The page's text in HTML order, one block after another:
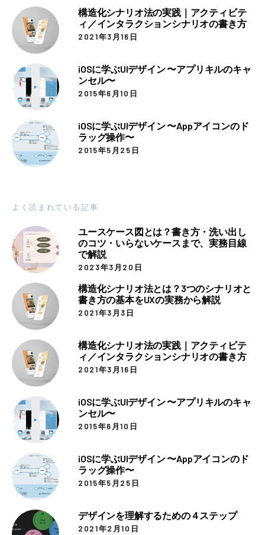
構造化シナリオ法の実践｜アクティビテ
ィ／インタラクションシナリオの書き方
2021年3月16日
iOSに学ぶUIデザイン 〜アプリキルのキャ
ンセル〜
2015年6月10日
iOSに学ぶUIデザイン 〜Appアイコンのド
ラッグ操作〜
2015年5月25日
よく読まれている記事
ユースケース図とは？書き方・洗い出し
のコツ・いらないケースまで、実務目線
で解説
2023年3月20日
構造化シナリオ法とは？3つのシナリオと
書き方の基本をUXの実務から解説
2021年3月3日
構造化シナリオ法の実践｜アクティビテ
ィ／インタラクションシナリオの書き方
2021年3月16日
iOSに学ぶUIデザイン 〜アプリキルのキャ
ンセル〜
2015年6月10日
iOSに学ぶUIデザイン 〜Appアイコンのド
ラッグ操作〜
2015年5月25日
デザインを理解するための４ステップ
2021年2月10日